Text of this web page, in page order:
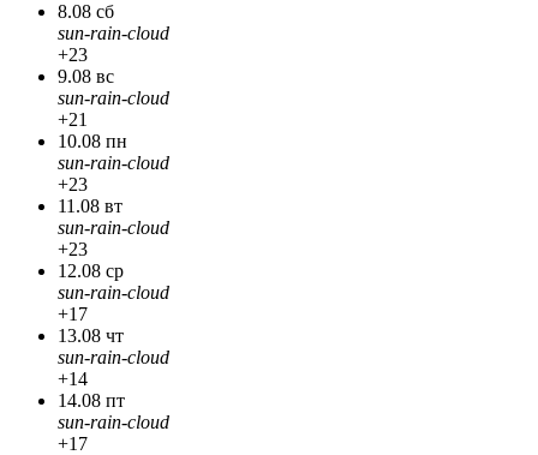
8.08 сб
sun-rain-cloud
+23
9.08 вс
sun-rain-cloud
+21
10.08 пн
sun-rain-cloud
+23
11.08 вт
sun-rain-cloud
+23
12.08 ср
sun-rain-cloud
+17
13.08 чт
sun-rain-cloud
+14
14.08 пт
sun-rain-cloud
+17